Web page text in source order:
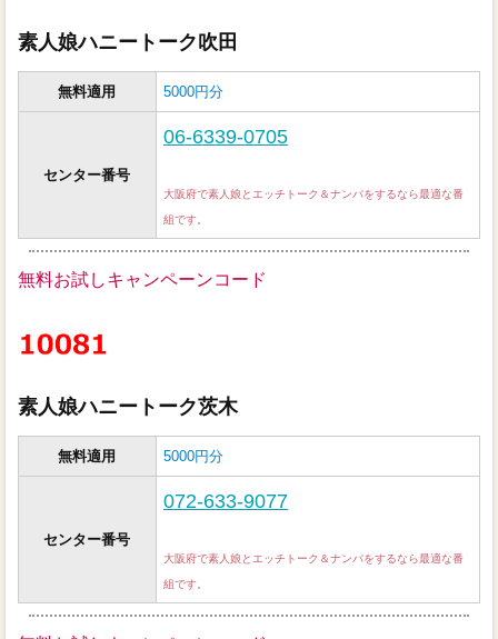
素人娘ハニートーク吹田
無料適用 5000円分
センター番号
06-6339-0705
大阪府で素人娘とエッチトーク＆ナンパをするなら最適な番
組です。
無料お試しキャンペーンコード
素人娘ハニートーク茨木
無料適用 5000円分
センター番号
072-633-9077
大阪府で素人娘とエッチトーク＆ナンパをするなら最適な番
組です。